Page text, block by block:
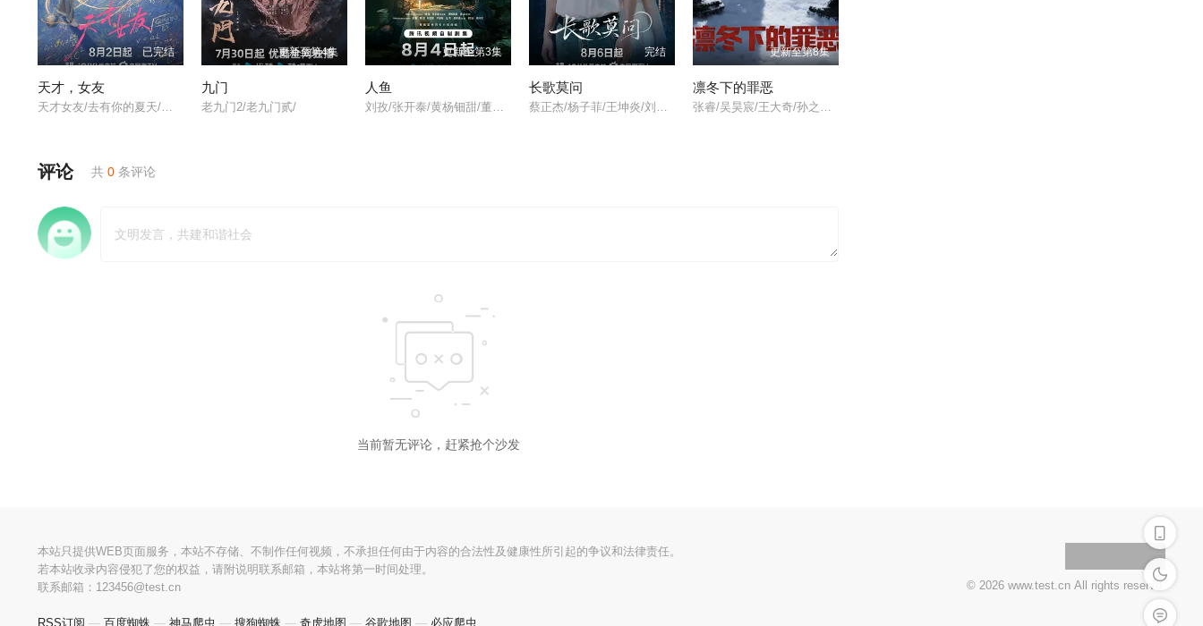
已完结
天才，女友
更新至第4集
九门
老九门2/老九门贰/
更新至第3集
人鱼
完结
长歌莫问
更新至第8集
凛冬下的罪恶
评论 共 0 条评论
当前暂无评论，赶紧抢个沙发
深色模式
留言反馈
本站只提供WEB页面服务，本站不存储、不制作任何视频，不承担任何由于内容的合法性及健康性所引起的争议和法律责任。
若本站收录内容侵犯了您的权益，请附说明联系邮箱，本站将第一时间处理。
联系邮箱：123456@test.cn
RSS订阅 — 百度蜘蛛 — 神马爬虫 — 搜狗蜘蛛 — 奇虎地图 — 谷歌地图 — 必应爬虫
© 2026 www.test.cn All rights reservd.